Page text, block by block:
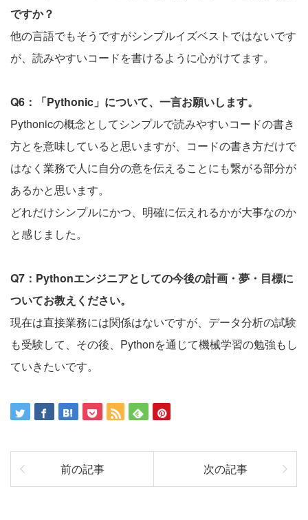
ですか？
他の言語でもそうですがシンプルイズベストではないです
が、読みやすいコードを書けるように心がけてます。
Q6：「Pythonic」について、一言お願いします。
Pythonicの概念としてシンプルで読みやすいコードの書き
方とを意味していると思いますが、コードの書き方だけで
はなく業務で人に自分の意を伝えることにも繋がる部分が
あるかと思います。
どれだけシンプルにかつ、明確に伝えれるかが大事なのか
と感じました。
Q7：Pythonエンジニアとしての今後の計画・夢・目標に
ついてお教えください。
現在は直接業務には関係はないですが、データ分析の試験
も受験して、その後、Pythonを通じて機械学習の勉強もし
ていきたいです。
前の記事 次の記事